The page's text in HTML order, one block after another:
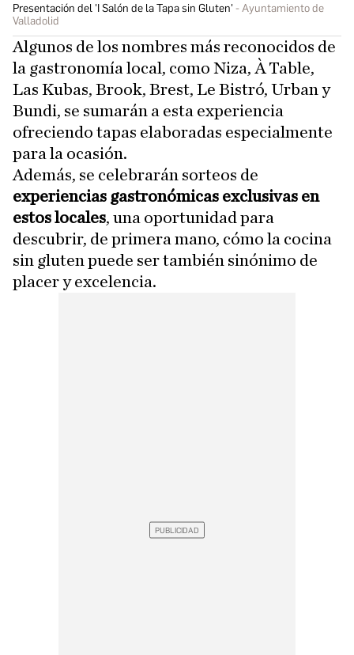
Presentación del 'I Salón de la Tapa sin Gluten'
Ayuntamiento de
Valladolid
Algunos de los nombres más reconocidos de
la gastronomía local, como Niza, À Table,
Las Kubas, Brook, Brest, Le Bistró, Urban y
Bundi, se sumarán a esta experiencia
ofreciendo tapas elaboradas especialmente
para la ocasión.
Además, se celebrarán sorteos de
experiencias gastronómicas exclusivas en
estos locales, una oportunidad para
descubrir, de primera mano, cómo la cocina
sin gluten puede ser también sinónimo de
placer y excelencia.